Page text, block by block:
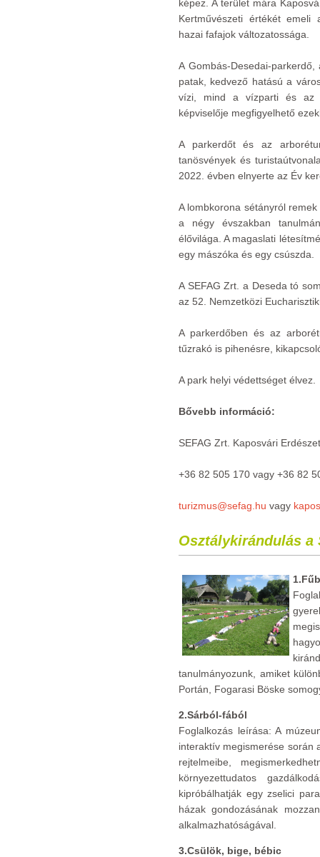
képez. A terület mára
Kertművészeti értékét
hazai fafajok változatossága.
A Gombás-Desedai-
patak, kedvező hatású a
vízi, mind a vízparti és az
képviselője megfigyelhető
A parkerdőt és az
tanösvények és
2022. évben elnyerte az Év
A lombkorona sétányról
a négy évszakban
élővilága. A magaslati
egy mászóka és egy csúszda.
A SEFAG Zrt. a Deseda tó
az 52. Nemzetközi
A parkerdőben és az
tűzrakó is pihenésre,
A park helyi védettséget élvez.
Bővebb információ:
SEFAG Zrt. Kaposvári Erdészet
+36 82 505 170 vagy +36 82
turizmus@sefag.hu vagy
Osztálykirándulás a
tanulmányozunk, amiket
Portán, Fogarasi Böske
2.Sárból-fából
Foglalkozás leírása: A
interaktív megismerése során
rejtelmeibe,
környezettudatos
kipróbálhatják egy zselici
házak gondozásának
alkalmazhatóságával.
3.Csülök, bige, bébic